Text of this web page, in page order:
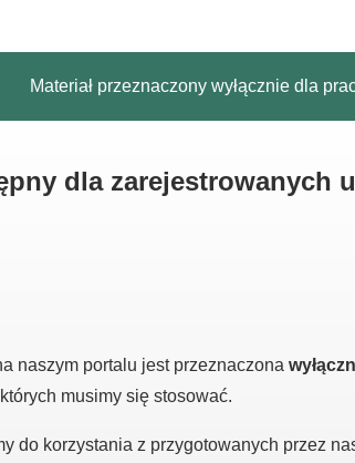
Materiał przeznaczony wyłącznie dla
dla zarejestrowanych
naszym portalu jest przeznaczona
musimy się stosować.
do korzystania z przygotowanych przez